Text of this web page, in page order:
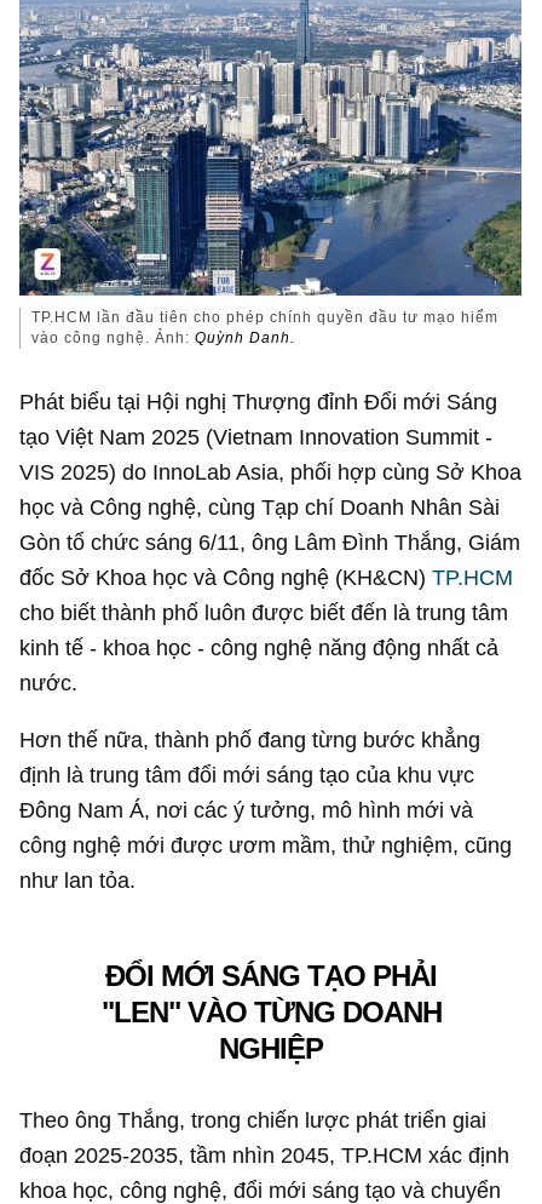
TP.HCM lần đầu tiên cho phép chính quyền đầu tư mạo hiểm
vào công nghệ. Ảnh:Quỳnh Danh.
Phát biểu tại Hội nghị Thượng đỉnh Đổi mới Sáng
tạo Việt Nam 2025 (Vietnam Innovation Summit -
VIS 2025) do InnoLab Asia, phối hợp cùng Sở Khoa
học và Công nghệ, cùng Tạp chí Doanh Nhân Sài
Gòn tổ chức sáng 6/11, ông Lâm Đình Thắng, Giám
đốc Sở Khoa học và Công nghệ (KH&CN)TP.HCM
cho biết thành phố luôn được biết đến là trung tâm
kinh tế - khoa học - công nghệ năng động nhất cả
nước.
Hơn thế nữa, thành phố đang từng bước khẳng
định là trung tâm đổi mới sáng tạo của khu vực
Đông Nam Á, nơi các ý tưởng, mô hình mới và
công nghệ mới được ươm mầm, thử nghiệm, cũng
như lan tỏa.
ĐỔI MỚI SÁNG TẠO PHẢI
"LEN" VÀO TỪNG DOANH
NGHIỆP
Theo ông Thắng, trong chiến lược phát triển giai
đoạn 2025-2035, tầm nhìn 2045, TP.HCM xác định
khoa học, công nghệ, đổi mới sáng tạo và chuyển